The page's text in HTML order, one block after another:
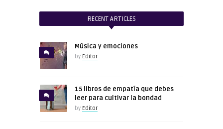
RECENT ARTICLES
Música y emociones
by Editor
15 libros de empatía que debes
leer para cultivar la bondad
by Editor